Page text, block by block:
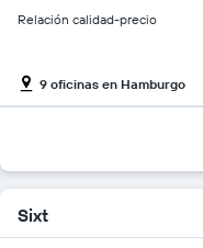
Relación calidad-precio
9 oficinas en Hamburgo
Sixt